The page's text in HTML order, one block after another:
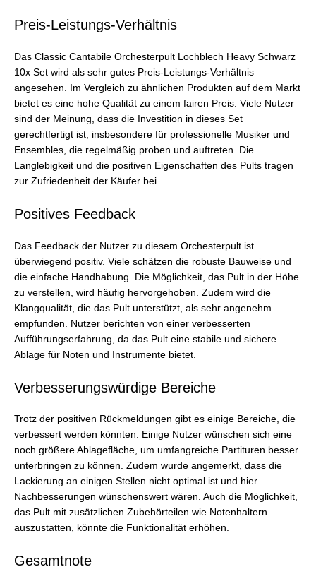
Preis-Leistungs-Verhältnis
Das Classic Cantabile Orchesterpult Lochblech Heavy Schwarz
10x Set wird als sehr gutes Preis-Leistungs-Verhältnis
angesehen. Im Vergleich zu ähnlichen Produkten auf dem Markt
bietet es eine hohe Qualität zu einem fairen Preis. Viele Nutzer
sind der Meinung, dass die Investition in dieses Set
gerechtfertigt ist, insbesondere für professionelle Musiker und
Ensembles, die regelmäßig proben und auftreten. Die
Langlebigkeit und die positiven Eigenschaften des Pults tragen
zur Zufriedenheit der Käufer bei.
Positives Feedback
Das Feedback der Nutzer zu diesem Orchesterpult ist
überwiegend positiv. Viele schätzen die robuste Bauweise und
die einfache Handhabung. Die Möglichkeit, das Pult in der Höhe
zu verstellen, wird häufig hervorgehoben. Zudem wird die
Klangqualität, die das Pult unterstützt, als sehr angenehm
empfunden. Nutzer berichten von einer verbesserten
Aufführungserfahrung, da das Pult eine stabile und sichere
Ablage für Noten und Instrumente bietet.
Verbesserungswürdige Bereiche
Trotz der positiven Rückmeldungen gibt es einige Bereiche, die
verbessert werden könnten. Einige Nutzer wünschen sich eine
noch größere Ablagefläche, um umfangreiche Partituren besser
unterbringen zu können. Zudem wurde angemerkt, dass die
Lackierung an einigen Stellen nicht optimal ist und hier
Nachbesserungen wünschenswert wären. Auch die Möglichkeit,
das Pult mit zusätzlichen Zubehörteilen wie Notenhaltern
auszustatten, könnte die Funktionalität erhöhen.
Gesamtnote